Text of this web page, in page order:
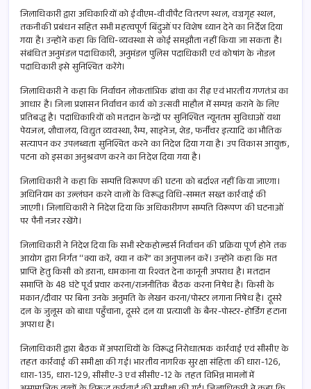
जिलाधिकारी द्वारा अधिकारियों को ईवीएम-वीवीपैट वितरण स्थल, वज्रगृह स्थल,
तकनीकी प्रबंधन सहित सभी महत्वपूर्ण बिंदुओं पर विशेष ध्यान देने का निर्देश दिया
गया है। उन्होंने कहा कि विधि-व्यवस्था से कोई समझौता नहीं किया जा सकता है।
संबंधित अनुमंडल पदाधिकारी, अनुमंडल पुलिस पदाधिकारी एवं कोषांग के नोडल
पदाधिकारी इसे सुनिश्चित करेंगे।
जिलाधिकारी ने कहा कि निर्वाचन लोकतांत्रिक ढांचा का रीढ़ एवं भारतीय गणतंत्र का
आधार है। जिला प्रशासन निर्वाचन कार्य को उत्सवी माहौल में सम्पन्न कराने के लिए
प्रतिबद्ध है। पदाधिकारियों को मतदान केन्द्रों पर सुनिश्चित न्यूनतम सुविधाओं यथा
पेयजल, शौचालय, विद्युत व्यवस्था, रैम्प, साइनेज, शेड, फर्नीचर इत्यादि का भौतिक
सत्यापन कर उपलब्धता सुनिश्चित करने का निदेश दिया गया है। उप विकास आयुक्त,
पटना को इसका अनुश्रवण करने का निदेश दिया गया है।
जिलाधिकारी ने कहा कि सम्पत्ति विरूपण की घटना को बर्दाश्त नहीं किया जाएगा।
अधिनियम का उल्लंघन करने वालों के विरूद्ध विधि-सम्मत सख्त कार्रवाई की
जाएगी। जिलाधिकारी ने निदेश दिया कि अधिकारीगण सम्पति विरूपण की घटनाओं
पर पैनी नजर रखेंगे।
जिलाधिकारी ने निदेश दिया कि सभी स्टेकहोल्डर्स निर्वाचन की प्रक्रिया पूर्ण होने तक
आयोग द्वारा निर्गत ‘‘क्या करें, क्या न करें’’ का अनुपालन करें। उन्होंने कहा कि मत
प्राप्ति हेतु किसी को डराना, धमकाना या रिश्वत देना कानूनी अपराध है। मतदान
समाप्ति के 48 घंटे पूर्व प्रचार करना/राजनीतिक बैठक करना निषेध है। किसी के
मकान/दीवार पर बिना उनके अनुमति के लेखन करना/पोस्टर लगाना निषेध है। दूसरे
दल के जुलूस को बाधा पहुँचाना, दूसरे दल या प्रत्याशी के बैनर-पोस्टर-होर्डिंग हटाना
अपराध है।
जिलाधिकारी द्वारा बैठक में अपराधियों के विरूद्ध निरोधात्मक कार्रवाई एवं सीसीए के
तहत कार्रवाई की समीक्षा की गई। भारतीय नागरिक सुरक्षा संहिता की धारा-126,
धारा-135, धारा-129, सीसीए-3 एवं सीसीए-12 के तहत विभिन्न मामलों में